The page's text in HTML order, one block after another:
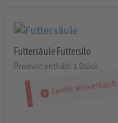
Leider ausverkauft
Futtersäule Futtersilo
Produkt enthält: 1 Stück